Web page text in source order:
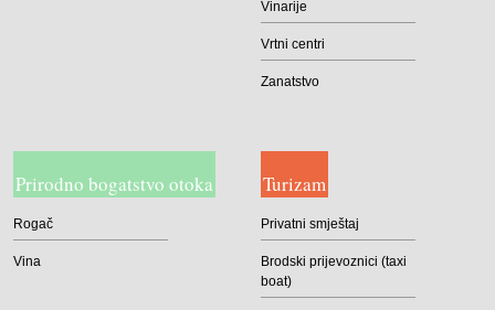
Vinarije
Vrtni centri
Zanatstvo
Prirodno bogatstvo otoka
Rogač
Vina
Turizam
Privatni smještaj
Brodski prijevoznici (taxi
boat)